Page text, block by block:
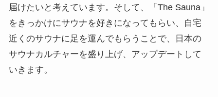
届けたいと考えています。そして、「The Sauna」
をきっかけにサウナを好きになってもらい、自宅
近くのサウナに足を運んでもらうことで、日本の
サウナカルチャーを盛り上げ、アップデートして
いきます。